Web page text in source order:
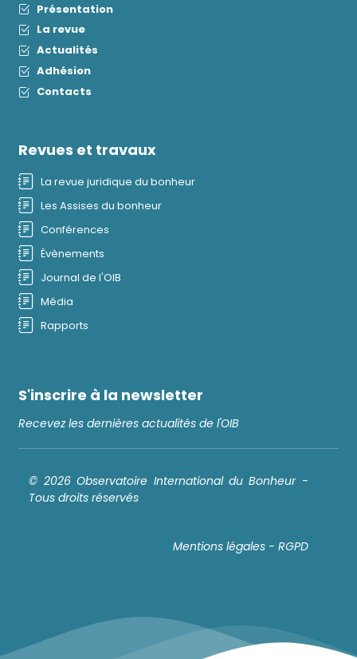
Présentation
La revue
Actualités
Adhésion
Contacts
Revues et travaux
La revue juridique du bonheur
Les Assises du bonheur
Conférences
Évènements
Journal de l'OIB
Média
Rapports
S'inscrire à la newsletter
Recevez les dernières actualités de l'OIB
© 2026 Observatoire International du Bonheur -
Tous droits réservés
Mentions légales - RGPD